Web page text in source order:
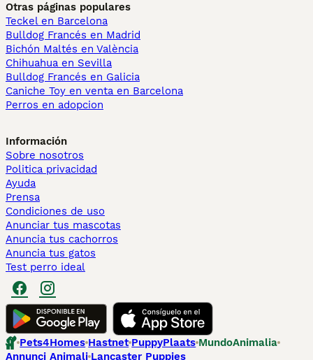
Otras páginas populares
Teckel en Barcelona
Bulldog Francés en Madrid
Bichón Maltés en València
Chihuahua en Sevilla
Bulldog Francés en Galicia
Caniche Toy en venta en Barcelona
Perros en adopcion
Información
Sobre nosotros
Politica privacidad
Ayuda
Prensa
Condiciones de uso
Anunciar tus mascotas
Anuncia tus cachorros
Anuncia tus gatos
Test perro ideal
Pets4Homes Hastnet PuppyPlaats MundoAnimalia
Annunci Animali Lancaster Puppies